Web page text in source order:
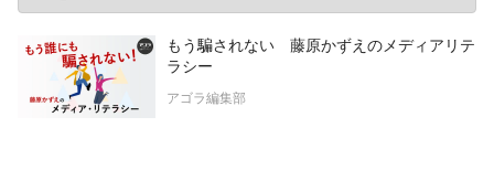
もう騙されない 藤原かずえのメディアリテ
ラシー
アゴラ編集部